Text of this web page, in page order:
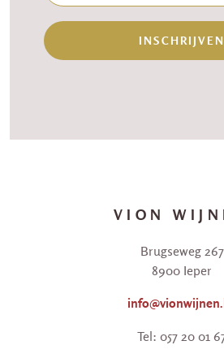
INSCHRIJVEN
VION
Brugseweg 267
8900 Ieper
Tel: 057 20 01